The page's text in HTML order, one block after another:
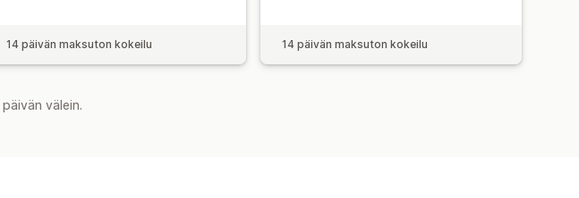
14 päivän maksuton kokeilu 14 päivän maksuton kokeilu
välein.